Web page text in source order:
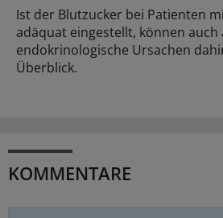
Ist der Blutzucker bei Patienten
adäquat eingestellt, können auch
endokrinologische Ursachen
Überblick.
KOMMENTARE